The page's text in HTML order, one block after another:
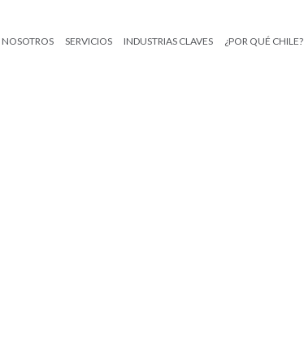
NOSOTROS SERVICIOS INDUSTRIAS CLAVES ¿POR QUÉ CHILE?